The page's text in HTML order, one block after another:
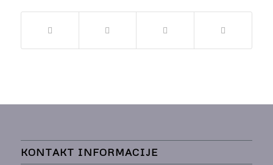
KONTAKT INFORMACIJE